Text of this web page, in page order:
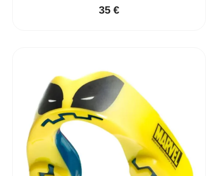
35 €